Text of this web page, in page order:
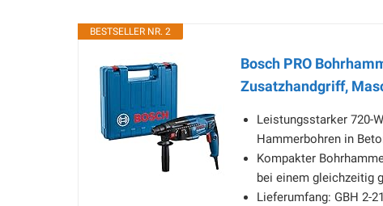
BESTSELLER NR. 2
Bosch PRO
Zusatzhandgriff,
Leistungsstarker 720-
Hammerbohren in
Kompakter
bei einem gleichzeitig
Lieferumfang: GBH 2-